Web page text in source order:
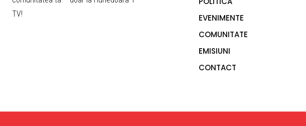
TV!
EVENIMENTE
COMUNITATE
EMISIUNI
CONTACT